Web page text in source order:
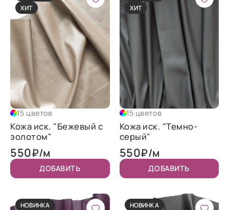
ХИТ
15 цветов
Кожа иск. "Бежевый с
золотом"
550₽/м
ДОБАВИТЬ
ХИТ
15 цветов
Кожа иск. "Темно-
серый"
550₽/м
ДОБАВИТЬ
НОВИНКА
НОВИНКА